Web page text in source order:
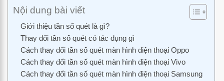
Nội dung bài viết
Giới thiệu tần số quét là gì?
Thay đổi tần số quét có tác dụng gì
Cách thay đổi tần số quét màn hình điện thoại Oppo
Cách thay đổi tần số quét màn hình điện thoại Vivo
Cách thay đổi tần số quét màn hình điện thoại Samsung